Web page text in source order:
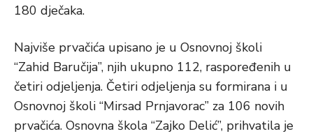
180 dječaka.
Najviše prvačića upisano je u Osnovnoj školi
“Zahid Baručija”, njih ukupno 112, raspoređenih u
četiri odjeljenja. Četiri odjeljenja su formirana i u
Osnovnoj školi “Mirsad Prnjavorac” za 106 novih
prvačića. Osnovna škola “Zajko Delić”, prihvatila je